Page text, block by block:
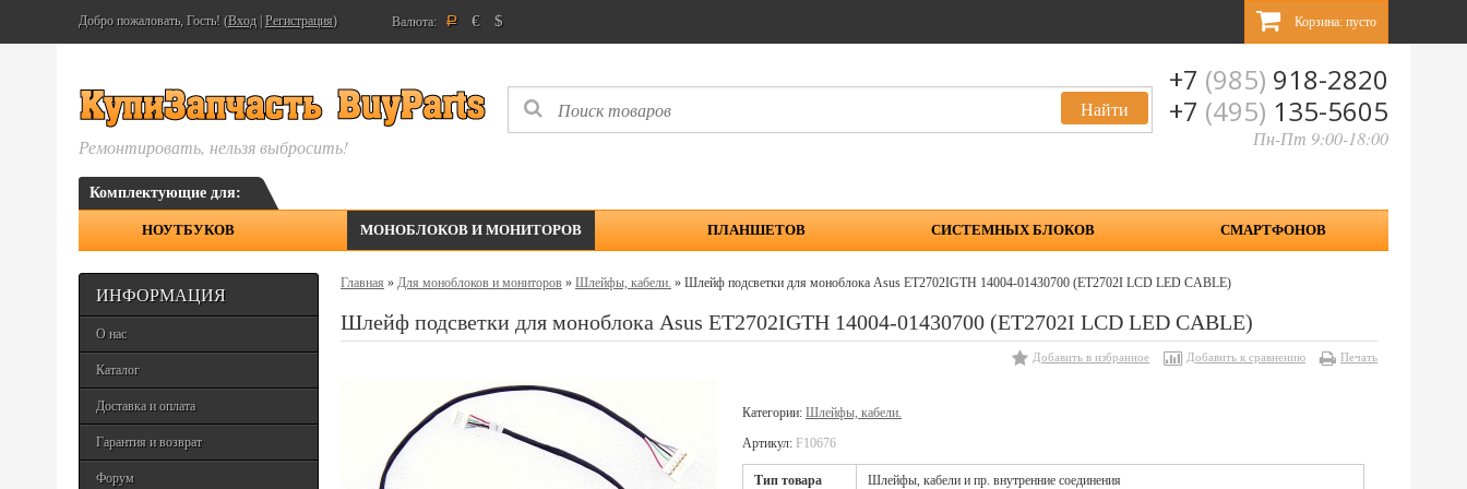
Добро пожаловать, Гость! (Вход Регистрация) Валюта: Р € $ Корзина: пусто
Ремонтировать, нельзя выбросить!
+7 (985) 918-2820
+7 (495) 135-5605
Пн-Пт 9:00-18:00
Комплектующие для:
НОУТБУКОВ МОНОБЛОКОВ И МОНИТОРОВ ПЛАНШЕТОВ СИСТЕМНЫХ БЛОКОВ СМАРТФОНОВ
ИНФОРМАЦИЯ
О нас
Каталог
Доставка и оплата
Гарантия и возврат
Форум
Главная » Для моноблоков и мониторов » Шлейфы, кабели. » Шлейф подсветки для моноблока Asus ET2702IGTH 14004-01430700 (ET2702I LCD LED CABLE)
Шлейф подсветки для моноблока Asus ET2702IGTH 14004-01430700 (ET2702I LCD LED CABLE)
Добавить в избранное Добавить к сравнению Печать
Категории: Шлейфы, кабели.
Артикул: F10676
Тип товара Шлейфы, кабели и пр. внутренние соединения